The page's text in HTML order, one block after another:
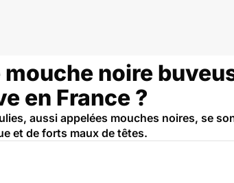
noire
en France ?
aussi appelées mouches noires, se
et de forts maux de têtes.